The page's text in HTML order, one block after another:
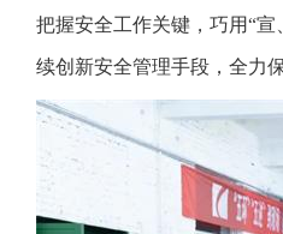
把握安全工作关键，巧用“
续创新安全管理手段，全力